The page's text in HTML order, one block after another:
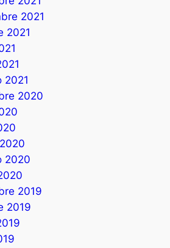
2021
2021
2021
2020
2020
2019
2019